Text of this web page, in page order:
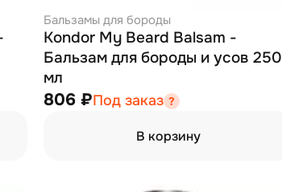
Бальзамы для бороды
Kondor My Beard Balsam -
Бальзам для бороды и усов 250
мл
806 ₽Под заказ
В корзину